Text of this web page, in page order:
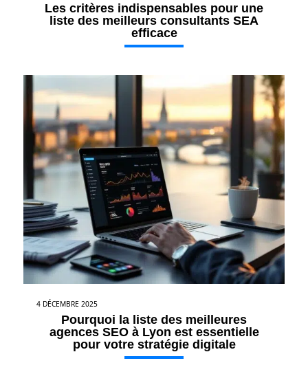
Les critères indispensables pour une
liste des meilleurs consultants SEA
efficace
4 DÉCEMBRE 2025
Pourquoi la liste des meilleures
agences SEO à Lyon est essentielle
pour votre stratégie digitale